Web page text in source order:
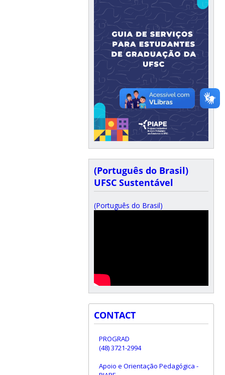
(Português do Brasil)
UFSC Sustentável
(Português do Brasil)
CONTACT
PROGRAD
(48) 3721-2994
Apoio e Orientação Pedagógica -